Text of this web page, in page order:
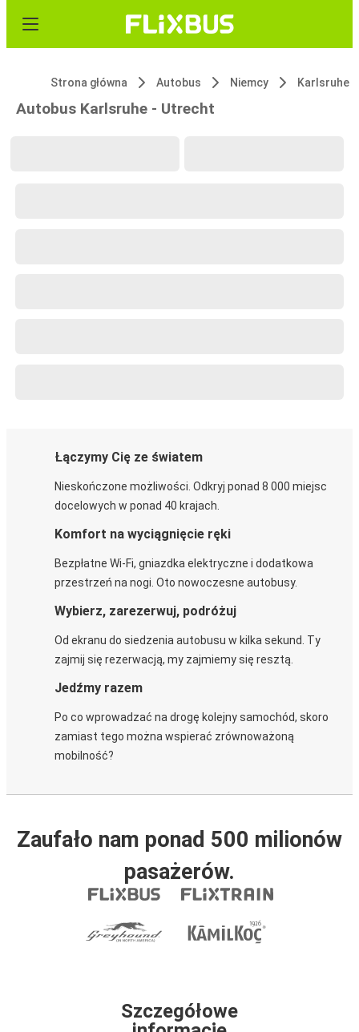
Strona główna Autobus Niemcy Karlsruhe
Autobus Karlsruhe - Utrecht
Łączymy Cię ze światem
Nieskończone możliwości. Odkryj ponad 8 000 miejsc
docelowych w ponad 40 krajach.
Komfort na wyciągnięcie ręki
Bezpłatne Wi-Fi, gniazdka elektryczne i dodatkowa
przestrzeń na nogi. Oto nowoczesne autobusy.
Wybierz, zarezerwuj, podróżuj
Od ekranu do siedzenia autobusu w kilka sekund. Ty
zajmij się rezerwacją, my zajmiemy się resztą.
Jedźmy razem
Po co wprowadzać na drogę kolejny samochód, skoro
zamiast tego można wspierać zrównoważoną
mobilność?
Zaufało nam ponad 500 milionów
pasażerów.
Szczegółowe